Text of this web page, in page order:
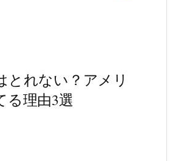
とれない？アメリ
る理由3選